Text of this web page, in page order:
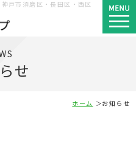
戸市須磨区・長田区・西区
せ
ホーム お知らせ